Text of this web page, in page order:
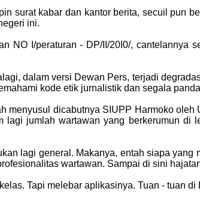
surat kabar dan kantor berita, secuil pun
ini.
NO I/peraturan - DP/II/20I0/,
dalam versi Dewan Pers, terjadi
kode etik jurnalistik dan segala
menyusul dicabutnya SIUPP Harmoko
jumlah wartawan yang berkerumun
lagi general. Makanya, entah siapa
wartawan. Sampai di sini
Tapi melebar aplikasinya. Tuan - tuan